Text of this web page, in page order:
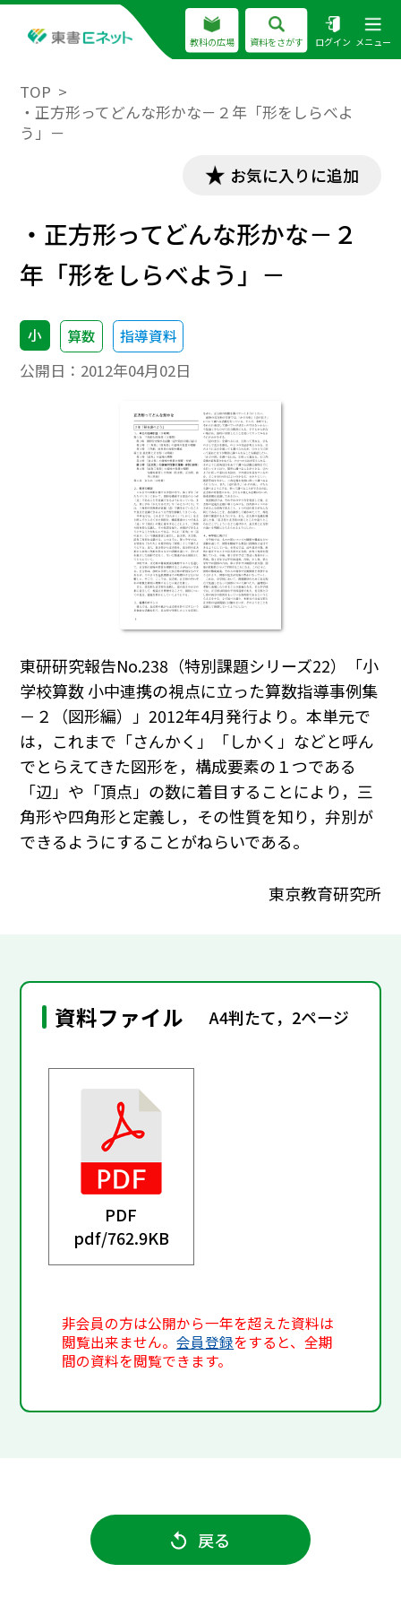
教科の広場 資料をさがす ログイン メニュー
TOP
・正方形ってどんな形かな－２年「形をしらべよ
う」－
お気に入りに追加
・正方形ってどんな形かな－２
年「形をしらべよう」－
小 算数 指導資料
公開日： 2012年04月02日
東研研究報告No.238（特別課題シリーズ22）「小
学校算数 小中連携の視点に立った算数指導事例集
－２（図形編）」2012年4月発行より。本単元で
は，これまで「さんかく」「しかく」などと呼ん
でとらえてきた図形を，構成要素の１つである
「辺」や「頂点」の数に着目することにより，三
角形や四角形と定義し，その性質を知り，弁別が
できるようにすることがねらいである。
東京教育研究所
資料ファイル A4判たて，2ページ
PDF
pdf/762.9KB
非会員の方は公開から一年を超えた資料は
閲覧出来ません。会員登録をすると、全期
間の資料を閲覧できます。
戻る